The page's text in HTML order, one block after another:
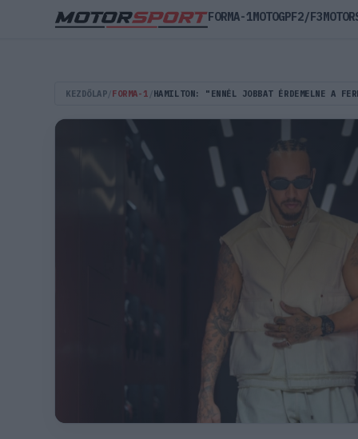
KEZDŐLAP FORMA-1 HAMILTON: "ENNÉL JOBBAT ÉRDEMELNE A
FORMA-1MOTOGPF2/F3